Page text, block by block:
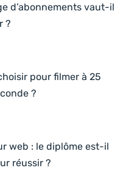
d’abonnements vaut-il
?
pour filmer à 25
?
web : le diplôme est-il
réussir ?